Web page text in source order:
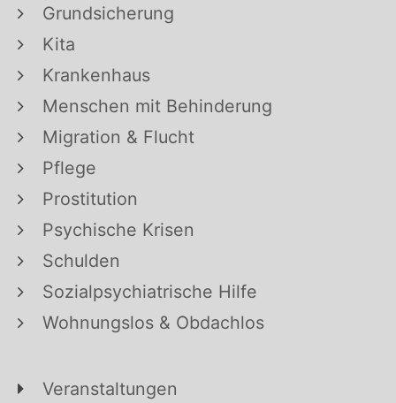
Grundsicherung
Kita
Krankenhaus
Menschen mit Behinderung
Migration & Flucht
Pflege
Prostitution
Psychische Krisen
Schulden
Sozialpsychiatrische Hilfe
Wohnungslos & Obdachlos
Veranstaltungen